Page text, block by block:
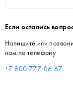
Если остались
Напишите или
нам по телефону
+7 800 777-06-67